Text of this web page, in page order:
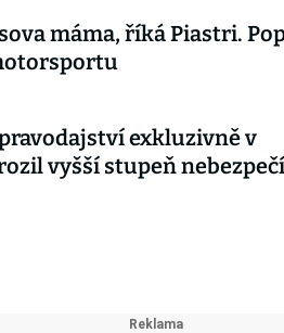
máma, říká Piastri.
exkluzivně v
vyšší stupeň